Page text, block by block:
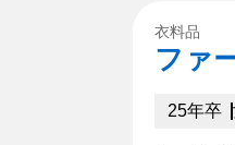
衣料品
ファ
25年卒